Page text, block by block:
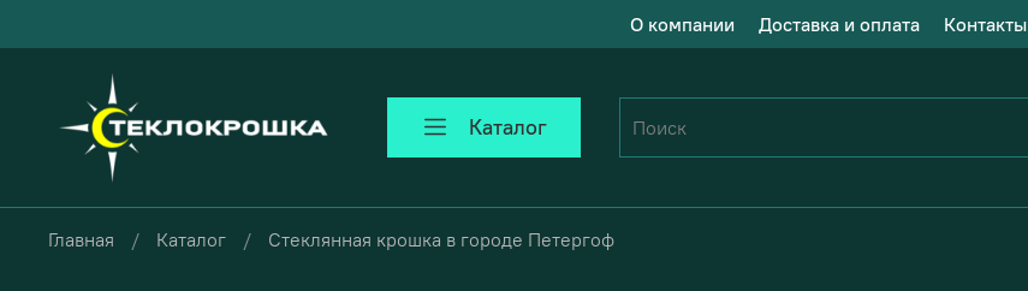
О компании Доставка и оплата Контакты
Каталог
Главная Каталог Стеклянная крошка в городе Петергоф